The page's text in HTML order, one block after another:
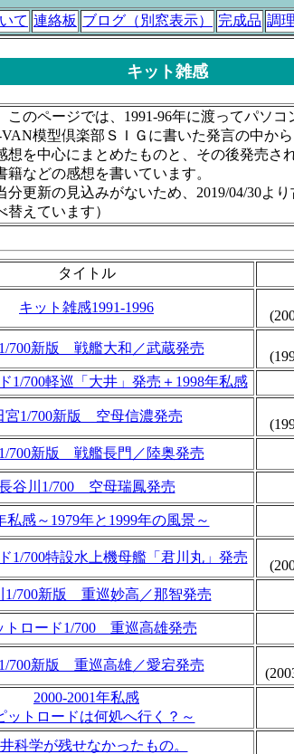
て 連絡板 ブログ（別窓表示） 完成品 調
キット雑感
ページでは、1991-96年に渡ってパソコ
VAN模型倶楽部ＳＩＧに書いた発言の中か
想を中心にまとめたものと、その後発売さ
籍などの感想を書いています。
分更新の見込みがないため、2019/04/30よ
替えています）
タイトル
キット雑感1991-1996
700新版 戦艦大和／武蔵発売
1/700軽巡「大井」発売＋1998年私感
宮1/700新版 空母信濃発売
700新版 戦艦長門／陸奥発売
谷川1/700 空母瑞鳳発売
私感～1979年と1999年の風景～
1/700特設水上機母艦「君川丸」発売
1/700新版 重巡妙高／那智発売
トロード1/700 重巡高雄発売
700新版 重巡高雄／愛宕発売
2000-2001年私感
ットロードは何処へ行く？～
科学が残せなかったもの。